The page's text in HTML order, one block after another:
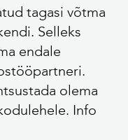
tagasi võtma
Selleks
endale
olema
Info